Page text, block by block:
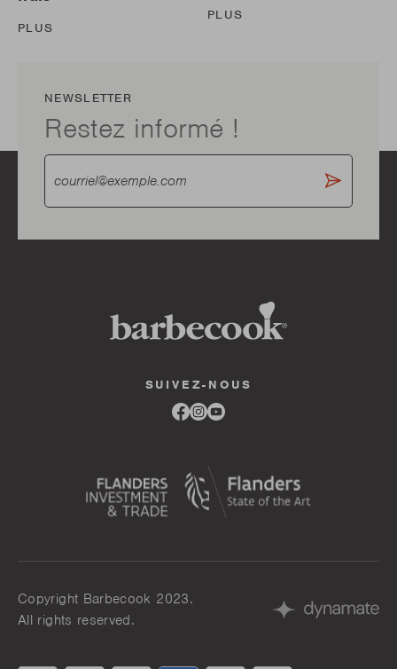
PLUS
PLUS
NEWSLETTER
Restez informé !
SUIVEZ-NOUS
Link
to
Link
to
Link
Copyright Barbecook 2023.
All rights reserved.